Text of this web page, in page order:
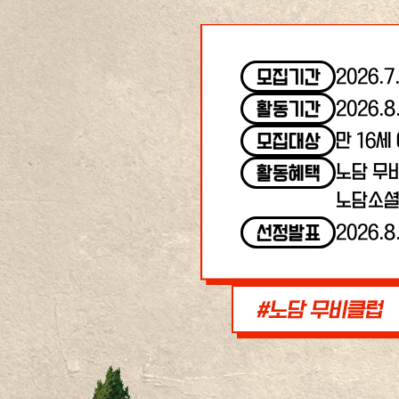
모집기간
활동기간
모집대상
만 16세
활동혜택
노담 무
노담소
선정발표